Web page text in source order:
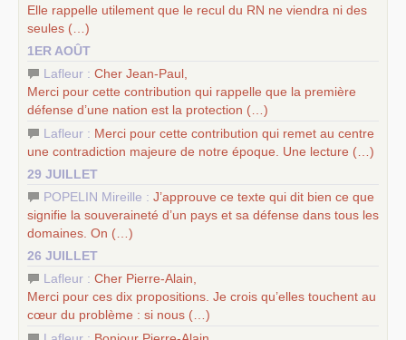
Elle rappelle utilement que le recul du RN ne viendra ni des
seules (…)
1ER AOÛT
Lafleur : Cher Jean-Paul,
Merci pour cette contribution qui rappelle que la première
défense d’une nation est la protection (…)
Lafleur : Merci pour cette contribution qui remet au centre
une contradiction majeure de notre époque. Une lecture (…)
29 JUILLET
POPELIN Mireille : J’approuve ce texte qui dit bien ce que
signifie la souveraineté d’un pays et sa défense dans tous les
domaines. On (…)
26 JUILLET
Lafleur : Cher Pierre-Alain,
Merci pour ces dix propositions. Je crois qu’elles touchent au
cœur du problème : si nous (…)